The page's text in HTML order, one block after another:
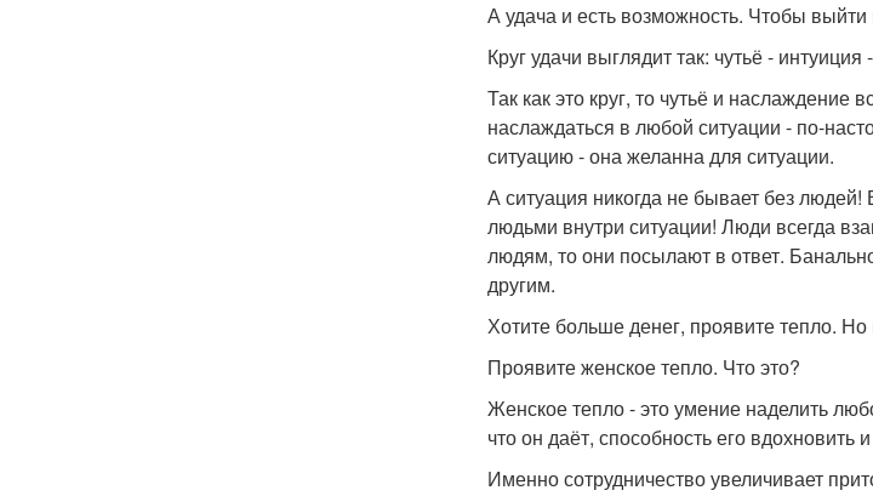
А удача и есть возможность. Чтобы выйти
Круг удачи выглядит так: чутьё -
Так как это круг, то чутьё и
наслаждаться в любой ситуации - по-
ситуацию - она желанна для ситуации.
А ситуация никогда не бывает без
людьми внутри ситуации! Люди всегда
людям, то они посылают в ответ.
другим.
Хотите больше денег, проявите тепло.
Проявите женское тепло. Что это?
Женское тепло - это умение наделить
что он даёт, способность его вдохновить
Именно сотрудничество увеличивает